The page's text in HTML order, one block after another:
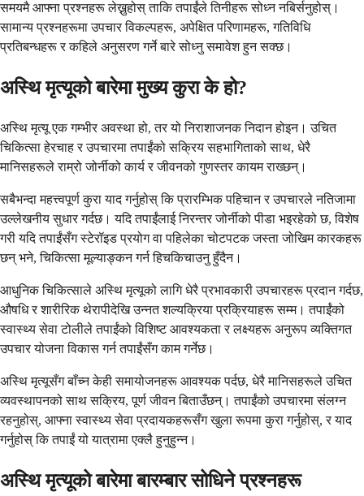
समयमै आफ्ना प्रश्नहरू लेख्नुहोस् ताकि तपाईंले तिनीहरू सोध्न नबिर्सनुहोस्।
सामान्य प्रश्नहरूमा उपचार विकल्पहरू, अपेक्षित परिणामहरू, गतिविधि
प्रतिबन्धहरू र कहिले अनुसरण गर्ने बारे सोध्नु समावेश हुन सक्छ।
अस्थि मृत्यूको बारेमा मुख्य कुरा के हो?
अस्थि मृत्यू एक गम्भीर अवस्था हो, तर यो निराशाजनक निदान होइन। उचित
चिकित्सा हेरचाह र उपचारमा तपाईंको सक्रिय सहभागिताको साथ, धेरै
मानिसहरूले राम्रो जोर्नीको कार्य र जीवनको गुणस्तर कायम राख्छन्।
सबैभन्दा महत्त्वपूर्ण कुरा याद गर्नुहोस् कि प्रारम्भिक पहिचान र उपचारले नतिजामा
उल्लेखनीय सुधार गर्दछ। यदि तपाईंलाई निरन्तर जोर्नीको पीडा भइरहेको छ, विशेष
गरी यदि तपाईंसँग स्टेरॉइड प्रयोग वा पहिलेका चोटपटक जस्ता जोखिम कारकहरू
छन् भने, चिकित्सा मूल्याङ्कन गर्न हिचकिचाउनु हुँदैन।
आधुनिक चिकित्साले अस्थि मृत्यूको लागि धेरै प्रभावकारी उपचारहरू प्रदान गर्दछ,
औषधि र शारीरिक थेरापीदेखि उन्नत शल्यक्रिया प्रक्रियाहरू सम्म। तपाईंको
स्वास्थ्य सेवा टोलीले तपाईंको विशिष्ट आवश्यकता र लक्ष्यहरू अनुरूप व्यक्तिगत
उपचार योजना विकास गर्न तपाईंसँग काम गर्नेछ।
अस्थि मृत्यूसँग बाँच्न केही समायोजनहरू आवश्यक पर्दछ, धेरै मानिसहरूले उचित
व्यवस्थापनको साथ सक्रिय, पूर्ण जीवन बिताउँछन्। तपाईंको उपचारमा संलग्न
रहनुहोस्, आफ्ना स्वास्थ्य सेवा प्रदायकहरूसँग खुला रूपमा कुरा गर्नुहोस्, र याद
गर्नुहोस् कि तपाईं यो यात्रामा एक्लै हुनुहुन्न।
अस्थि मृत्यूको बारेमा बारम्बार सोधिने प्रश्नहरू